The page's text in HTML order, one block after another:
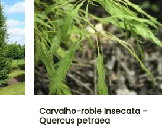
Carvalho-roble Insecata -
Quercus petraea